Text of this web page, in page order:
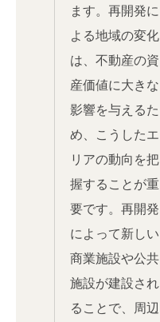
ます。再開発に
よる地域の変化
は、不動産の資
産価値に大きな
影響を与えるた
め、こうしたエ
リアの動向を把
握することが重
要です。再開発
によって新しい
商業施設や公共
施設が建設され
ることで、周辺